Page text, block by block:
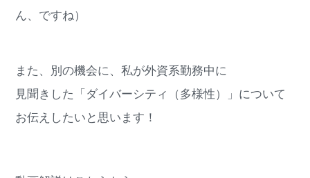
ん、ですね）
また、別の機会に、私が外資系勤務中に
見聞きした「ダイバーシティ（多様性）」について
お伝えしたいと思います！